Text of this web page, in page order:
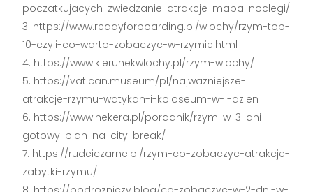
poczatkujacych-zwiedzanie-atrakcje-mapa-noclegi/
https://www.readyforboarding.pl/wlochy/rzym-top-
10-czyli-co-warto-zobaczyc-w-rzymie.html
https://www.kierunekwlochy.pl/rzym-wlochy/
https://vatican.museum/pl/najwazniejsze-
atrakcje-rzymu-watykan-i-koloseum-w-1-dzien
https://www.nekera.pl/poradnik/rzym-w-3-dni-
gotowy-plan-na-city-break/
https://rudeiczarne.pl/rzym-co-zobaczyc-atrakcje-
zabytki-rzymu/